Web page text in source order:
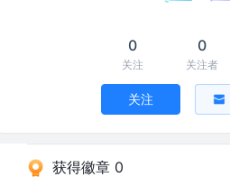
0
关注
0
关注者
关注
获得徽章 0